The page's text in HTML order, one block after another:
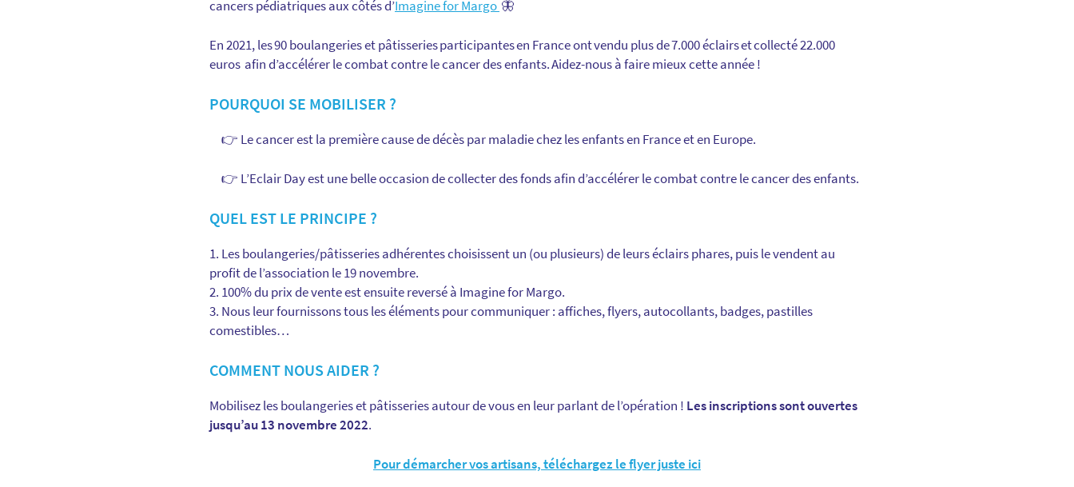
cancers pédiatriques aux côtés d’Imagine for Margo 🦋
En 2021, les 90 boulangeries et pâtisseries participantes en France ont vendu plus de 7.000 éclairs et collecté 22.000
euros afin d’accélérer le combat contre le cancer des enfants.Aidez-nous à faire mieux cette année !
POURQUOI SE MOBILISER ?
👉 Le cancer est la première cause de décès par maladie chez les enfants en France et en Europe.
👉 L’Eclair Day est une belle occasion de collecter des fonds afin d’accélérer le combat contre le cancer des enfants.
QUEL EST LE PRINCIPE ?
Les boulangeries/pâtisseries adhérentes choisissent un (ou plusieurs) de leurs éclairs phares, puis le vendent au
profit de l’association le 19 novembre.
100% du prix de vente est ensuite reversé à Imagine for Margo.
Nous leur fournissons tous les éléments pour communiquer : affiches, flyers, autocollants, badges, pastilles
comestibles…
COMMENT NOUS AIDER ?
Mobilisez les boulangeries et pâtisseries autour de vous en leur parlant de l’opération ! Les inscriptions sont ouvertes
jusqu’au 13 novembre 2022.
Pour démarcher vos artisans, téléchargez le flyer juste ici